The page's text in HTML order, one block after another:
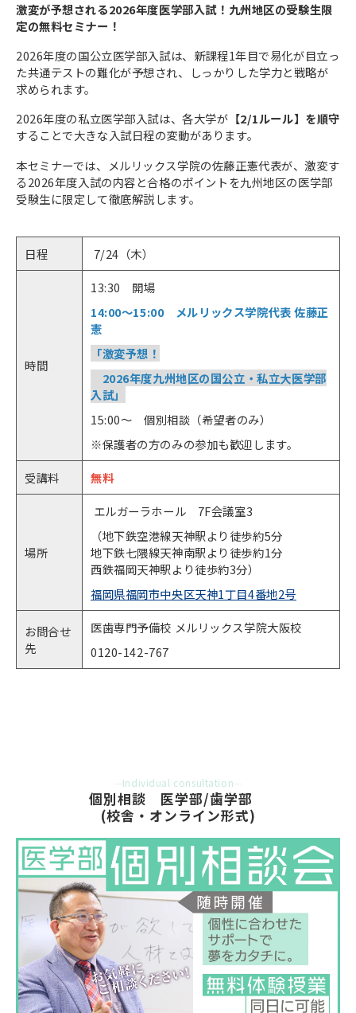
激変が予想される2026年度医学部入試！九州地区の受験生限
定の無料セミナー！
2026年度の国公立医学部入試は、新課程1年目で易化が目立っ
た共通テストの難化が予想され、しっかりした学力と戦略が
求められます。
2026年度の私立医学部入試は、各大学が 【2/1ルール】を順守
することで大きな入試日程の変動があります。
本セミナーでは、メルリックス学院の佐藤正憲代表が、激変す
る2026年度入試の内容と合格のポイントを九州地区の医学部
受験生に限定して徹底解説します。
日程 7/24（木）
時間
13:30 開場
14:00～15:00 メルリックス学院代表 佐藤正
憲
「激変予想！
2026年度九州地区の国公立・私立大医学部
入試」
15:00～ 個別相談（希望者のみ）
※保護者の方のみの参加も歓迎します。
受講料
無料
場所
エルガーラホール 7F会議室3
（地下鉄空港線天神駅より徒歩約5分
地下鉄七隈線天神南駅より徒歩約1分
西鉄福岡天神駅より徒歩約3分）
福岡県福岡市中央区天神1丁目4番地2号
お問合せ
先
医歯専門予備校 メルリックス学院大阪校
0120-142-767
Individual consultation
個別相談　医学部/歯学部
(校舎・オンライン形式)